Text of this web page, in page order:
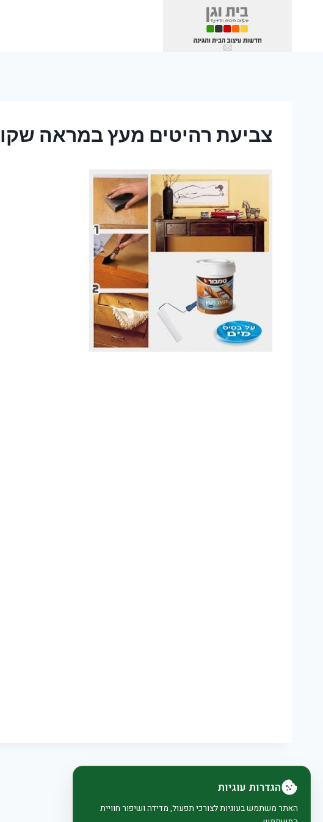
צביעת רהיטים מעץ במראה
הגדרות עוגיות
האתר משתמש בעוגיות לצורכי תפעול, מדידה ושיפור חוויית